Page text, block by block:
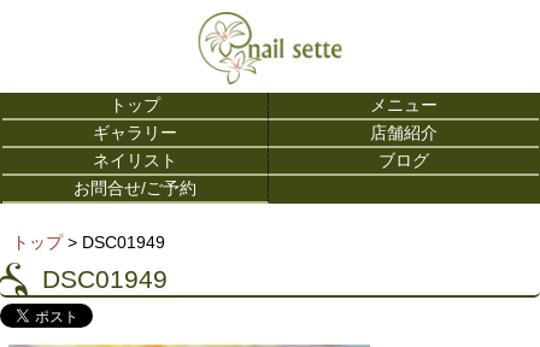
トップ
メニュー
ギャラリー
店舗紹介
ネイリスト
ブログ
お問合せ/ご予約
トップ> DSC01949
DSC01949